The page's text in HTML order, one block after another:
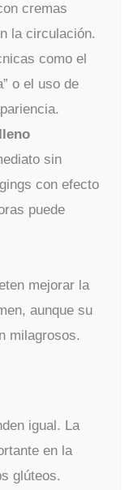
cremas
la circulación.
como el
o el uso de
sin
con efecto
puede
mejorar la
aunque su
milagrosos.
igual. La
en la
glúteos.